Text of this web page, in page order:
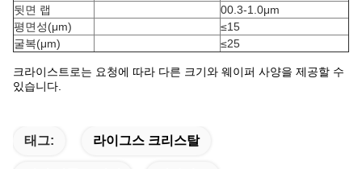
뒷면 랩
00.3-1.0μm
평면성(μm)
≤15
굴복(μm) ≤25
크라이스트로는 요청에 따라 다른 크기와 웨이퍼 사양을 제공할 수
있습니다.
태그: 라이그스 크리스탈